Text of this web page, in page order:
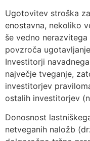
Ugotovitev stroška
enostavna, nekoliko
še vedno
povzroča
Investitorji
največje tveganje,
investitorjev
ostalih investitorjev
Donosnost
netveganih naložb